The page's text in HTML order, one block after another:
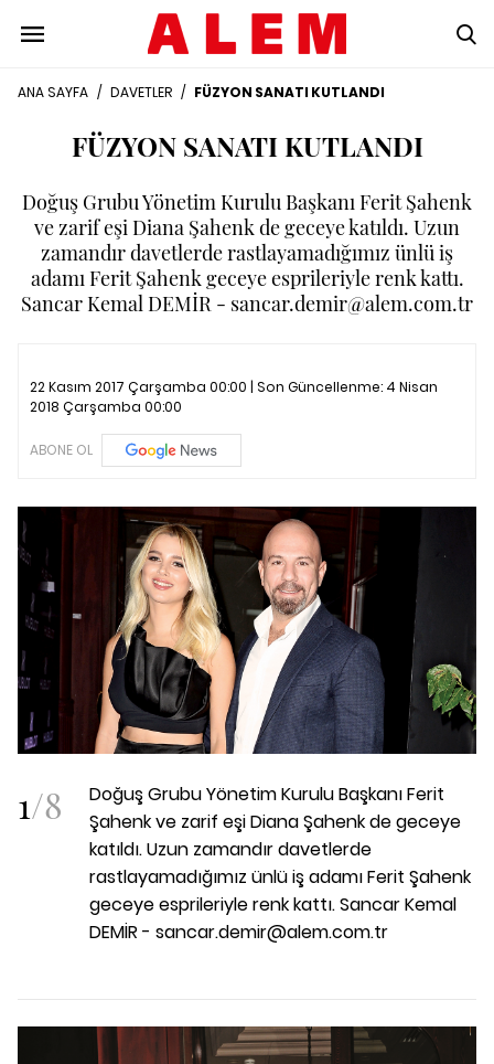
ANA SAYFA / DAVETLER / FÜZYON SANATI KUTLANDI
FÜZYON SANATI KUTLANDI
Doğuş Grubu Yönetim Kurulu Başkanı Ferit Şahenk
ve zarif eşi Diana Şahenk de geceye katıldı. Uzun
zamandır davetlerde rastlayamadığımız ünlü iş
adamı Ferit Şahenk geceye esprileriyle renk kattı.
Sancar Kemal DEMİR - sancar.demir@alem.com.tr
22 Kasım 2017 Çarşamba 00:00 | Son Güncellenme: 4 Nisan
2018 Çarşamba 00:00
ABONE OL
1/8
Doğuş Grubu Yönetim Kurulu Başkanı Ferit
Şahenk ve zarif eşi Diana Şahenk de geceye
katıldı. Uzun zamandır davetlerde
rastlayamadığımız ünlü iş adamı Ferit Şahenk
geceye esprileriyle renk kattı. Sancar Kemal
DEMİR - sancar.demir@alem.com.tr